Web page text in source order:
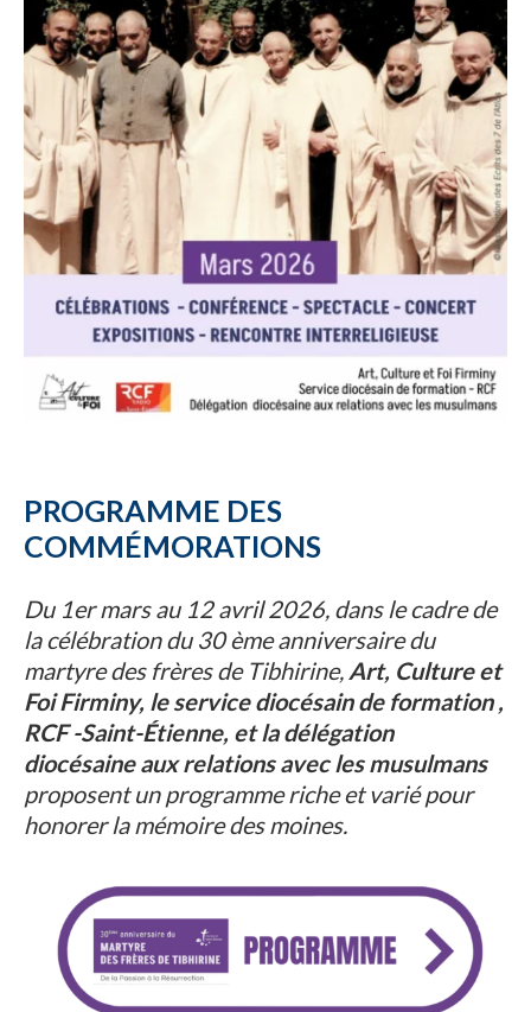
PROGRAMME DES
COMMÉMORATIONS
Du 1er mars au 12 avril 2026, dans le cadre de
la célébration du 30 ème anniversaire du
martyre des frères de Tibhirine, Art, Culture et
Foi Firminy, le service diocésain de formation ,
RCF -Saint-Étienne, et la délégation
diocésaine aux relations avec les musulmans
proposent un programme riche et varié pour
honorer la mémoire des moines.